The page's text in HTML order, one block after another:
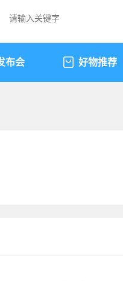
布会 好物推荐